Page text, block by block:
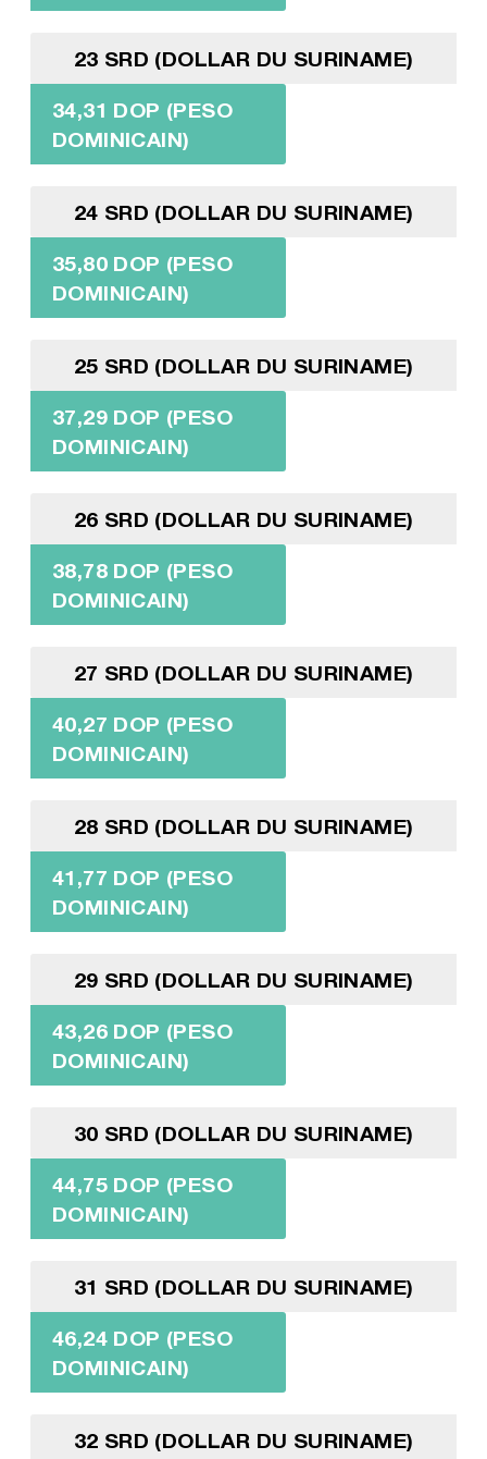
23 SRD (DOLLAR DU SURINAME)
34,31 DOP (PESO
DOMINICAIN)
24 SRD (DOLLAR DU SURINAME)
35,80 DOP (PESO
DOMINICAIN)
25 SRD (DOLLAR DU SURINAME)
37,29 DOP (PESO
DOMINICAIN)
26 SRD (DOLLAR DU SURINAME)
38,78 DOP (PESO
DOMINICAIN)
27 SRD (DOLLAR DU SURINAME)
40,27 DOP (PESO
DOMINICAIN)
28 SRD (DOLLAR DU SURINAME)
41,77 DOP (PESO
DOMINICAIN)
29 SRD (DOLLAR DU SURINAME)
43,26 DOP (PESO
DOMINICAIN)
30 SRD (DOLLAR DU SURINAME)
44,75 DOP (PESO
DOMINICAIN)
31 SRD (DOLLAR DU SURINAME)
46,24 DOP (PESO
DOMINICAIN)
32 SRD (DOLLAR DU SURINAME)